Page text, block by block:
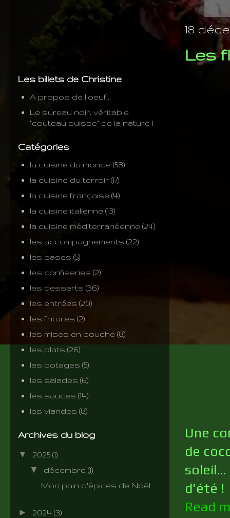
18
Les
Une
de
soleil…
d'été !
Read
Les billets de Christine
A propos de l'oeuf...
Le sureau noir, véritable
"couteau suisse" de la nature !
Catégories
la cuisine du monde (58)
la cuisine du terroir (17)
la cuisine française (4)
la cuisine italienne (13)
la cuisine méditerranéenne (24)
les accompagnements (22)
les bases (5)
les confiseries (2)
les desserts (36)
les entrées (20)
les fritures (2)
les mises en bouche (8)
les plats (26)
les potages (5)
les salades (6)
les sauces (14)
les viandes (8)
Archives du blog
▼ 2025 (1)
▼ décembre (1)
Mon pain d'épices de Noël
► 2024 (3)